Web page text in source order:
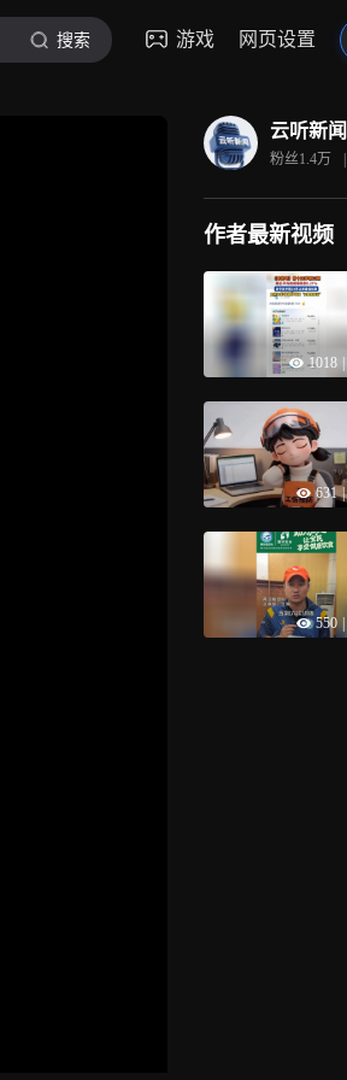
搜索 游戏 网页设置
云听新闻
粉丝1.4万 |
作者最新视频
1018
631 |
550